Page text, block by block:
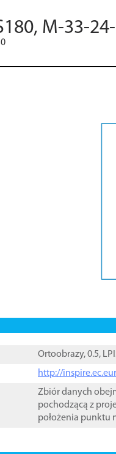
M-33-
Ortoobrazy, 0.5,
http://
Zbiór danych
pochodzącą z
położenia punktu